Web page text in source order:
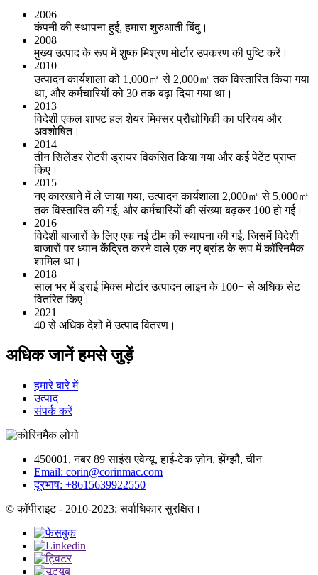
2006
कंपनी की स्थापना हुई, हमारा शुरुआती बिंदु।
2008
मुख्य उत्पाद के रूप में शुष्क मिश्रण मोर्टार उपकरण की पुष्टि करें।
2010
उत्पादन कार्यशाला को 1,000㎡ से 2,000㎡ तक विस्तारित किया गया
था, और कर्मचारियों को 30 तक बढ़ा दिया गया था।
2013
विदेशी एकल शाफ्ट हल शेयर मिक्सर प्रौद्योगिकी का परिचय और
अवशोषित।
2014
तीन सिलेंडर रोटरी ड्रायर विकसित किया गया और कई पेटेंट प्राप्त
किए।
2015
नए कारखाने में ले जाया गया, उत्पादन कार्यशाला 2,000㎡ से 5,000㎡
तक विस्तारित की गई, और कर्मचारियों की संख्या बढ़कर 100 हो गई।
2016
विदेशी बाजारों के लिए एक नई टीम की स्थापना की गई, जिसमें विदेशी
बाजारों पर ध्यान केंद्रित करने वाले एक नए ब्रांड के रूप में कॉरिनमैक
शामिल था।
2018
साल भर में ड्राई मिक्स मोर्टार उत्पादन लाइन के 100+ से अधिक सेट
वितरित किए।
2021
40 से अधिक देशों में उत्पाद वितरण।
अधिक जानें हमसे जुड़ें
हमारे बारे में
उत्पाद
संपर्क करें
450001, नंबर 89 साइंस एवेन्यू, हाई-टेक ज़ोन, झेंग्झौ, चीन
Email: corin@corinmac.com
दूरभाष: +8615639922550
© कॉपीराइट - 2010-2023: सर्वाधिकार सुरक्षित।